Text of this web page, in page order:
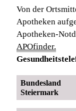
Von der
Apotheken
Apotheken-
APOfinder.
Bundesland
Steiermark